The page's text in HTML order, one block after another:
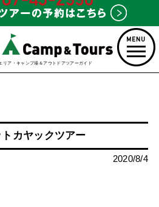
リア・キャンプ場＆アウトドアツアーガイド
カヤックツアー
2020/8/4